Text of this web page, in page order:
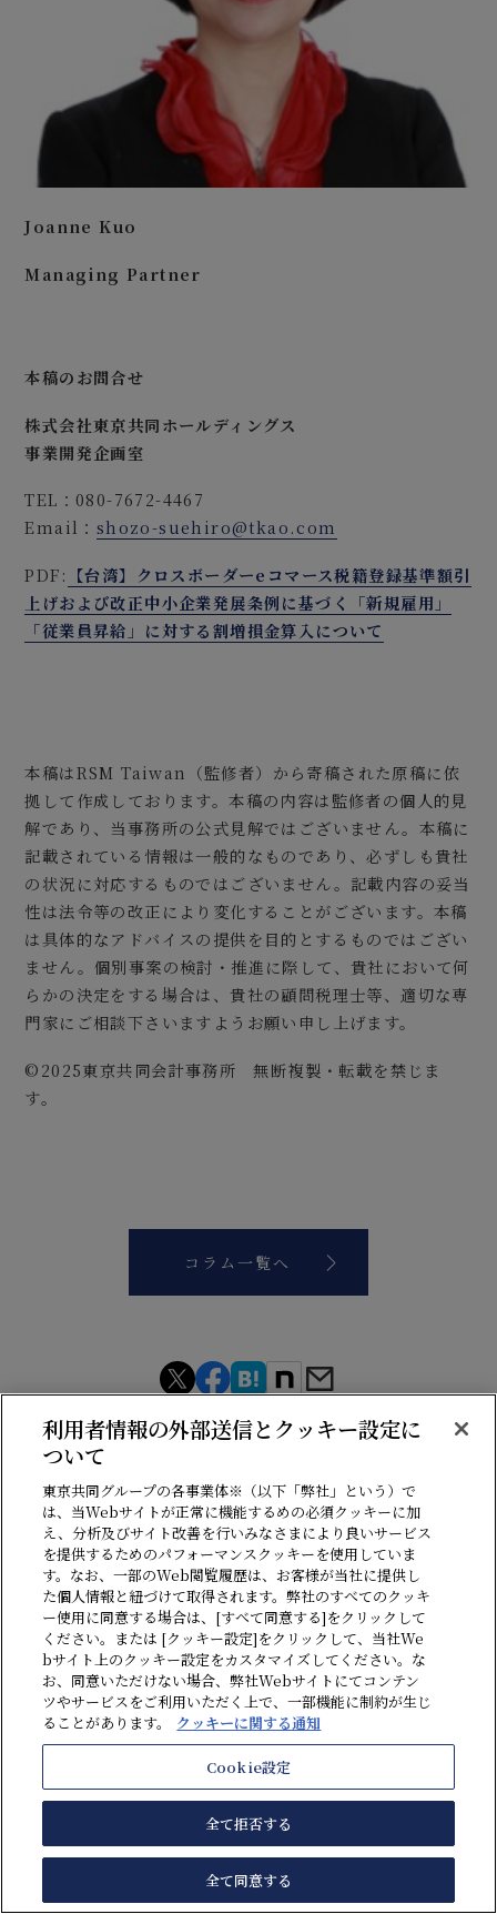
Joanne Kuo
Managing Partner
本稿のお問合せ
株式会社東京共同ホールディングス
事業開発企画室
TEL：080-7672-4467
Email： shozo-suehiro@tkao.com
PDF: 【台湾】クロスボーダーeコマース税籍登録基準額引
上げおよび改正中小企業発展条例に基づく「新規雇用」
「従業員昇給」に対する割増損金算入について
本稿はRSM Taiwan（監修者）から寄稿された原稿に依
拠して作成しております。本稿の内容は監修者の個人的見
解であり、当事務所の公式見解ではございません。本稿に
記載されている情報は一般的なものであり、必ずしも貴社
の状況に対応するものではございません。記載内容の妥当
性は法令等の改正により変化することがございます。本稿
は具体的なアドバイスの提供を目的とするものではござい
ません。個別事案の検討・推進に際して、貴社において何
らかの決定をする場合は、貴社の顧問税理士等、適切な専
門家にご相談下さいますようお願い申し上げます。
©2025東京共同会計事務所 無断複製・転載を禁じま
す。
ベトナム 財務管理高度化支援
ファンド 企業再生・事業再生
会計・税務 国際税務・国際ビジネス
温暖化対策・脱炭素 知的財産権
税理士賠償責任 JAFTAS
Focus Tokyo Kyodo
関連記事
新トランプ関税（通商法第301条）対応
事例から学ぶトランプ関税の原産地規則
コラム一覧へ
利用者情報の外部送信とクッキー設定に
ついて
東京共同グループの各事業体※（以下「弊社」という）で
は、当Webサイトが正常に機能するめの必須クッキーに加
え、分析及びサイト改善を行いみなさまにより良いサービス
を提供するためのパフォーマンスクッキーを使用していま
す。なお、一部のWeb閲覧履歴は、お客様が当社に提供し
た個人情報と紐づけて取得されます。弊社のすべてのクッキ
ー使用に同意する場合は、[すべて同意する]をクリックして
ください。または [クッキー設定]をクリックして、当社We
bサイト上のクッキー設定をカスタマイズしてください。な
お、同意いただけない場合、弊社Webサイトにてコンテン
ツやサービスをご利用いただく上で、一部機能に制約が生じ
ることがあります。
クッキーに関する通知
Cookie設定
全て拒否する
全て同意する